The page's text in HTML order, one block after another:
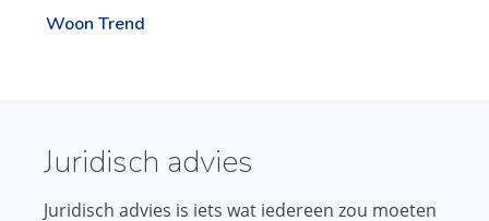
Woon Trend
Juridisch advies
Juridisch advies is iets wat iedereen zou moeten